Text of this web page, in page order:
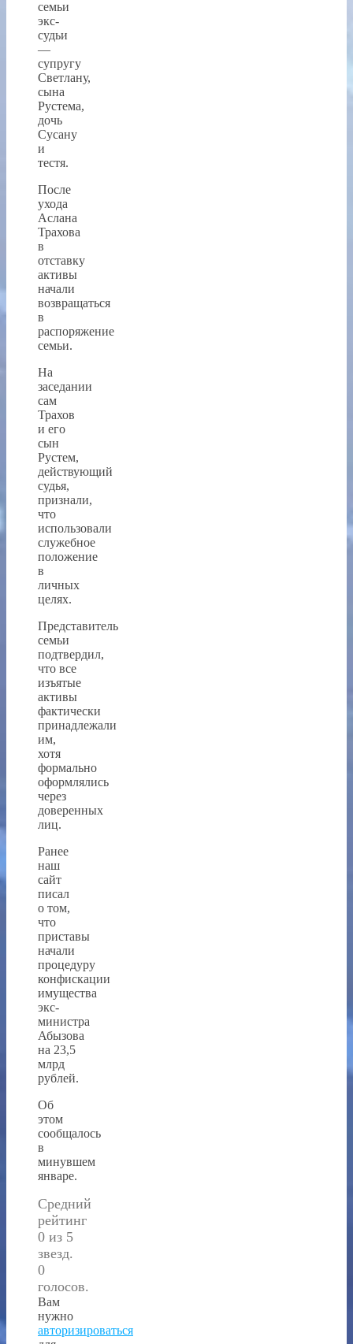
семьи
экс-
судьи
—
супругу
Светлану,
сына
Рустема,
дочь
Сусану
и
тестя.
После
ухода
Аслана
Трахова
в
отставку
активы
начали
возвращаться
в
распоряжение
семьи.
На
заседании
сам
Трахов
и его
сын
Рустем,
действующий
судья,
признали,
что
использовали
служебное
положение
в
личных
целях.
Представитель
семьи
подтвердил,
что все
изъятые
активы
фактически
принадлежали
им,
хотя
формально
оформлялись
через
доверенных
лиц.
Ранее
наш
сайт
писал
о том,
что
приставы
начали
процедуру
конфискации
имущества
экс-
министра
Абызова
на 23,5
млрд
рублей.
Об
этом
сообщалось
в
минувшем
январе.
Средний
рейтинг
0 из 5
звезд.
0
голосов.
Вам
нужно
авторизироваться